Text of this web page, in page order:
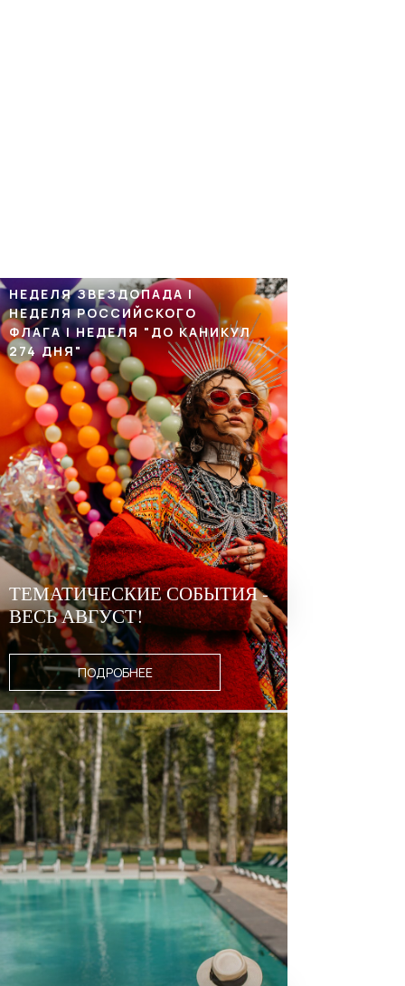
ТЕМАТИЧЕСКИЕ СОБЫТИЯ -
ВЕСЬ АВГУСТ!
НЕДЕЛЯ ЗВЕЗДОПАДА |
НЕДЕЛЯ РОССИЙСКОГО
ФЛАГА | НЕДЕЛЯ "ДО КАНИКУЛ
274 ДНЯ"
ПОДРОБНЕЕ